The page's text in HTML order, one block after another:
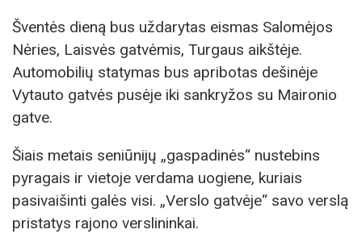
Šventės dieną bus uždarytas eismas Salomėjos
Nėries, Laisvės gatvėmis, Turgaus aikštėje.
Automobilių statymas bus apribotas dešinėje
Vytauto gatvės pusėje iki sankryžos su Maironio
gatve.
Šiais metais seniūnijų „gaspadinės“ nustebins
pyragais ir vietoje verdama uogiene, kuriais
pasivaišinti galės visi. „Verslo gatvėje“ savo verslą
pristatys rajono verslininkai.